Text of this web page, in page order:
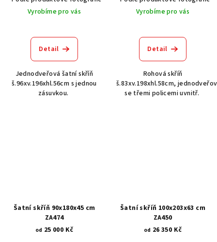
Vyrobíme pro vás
Detail
Jednodveřová šatní skříň
š.96xv.196xhl.56cm s jednou
zásuvkou.
Vyrobíme pro vás
Detail
Rohová skříň
š.83xv.198xhl.58cm,
se třemi policemi uvnitř.
Šatní skříň 90x180x45 cm
ZA474
od 25 000 Kč
Šatní skříň 100x203x63 cm
ZA450
od 26 350 Kč